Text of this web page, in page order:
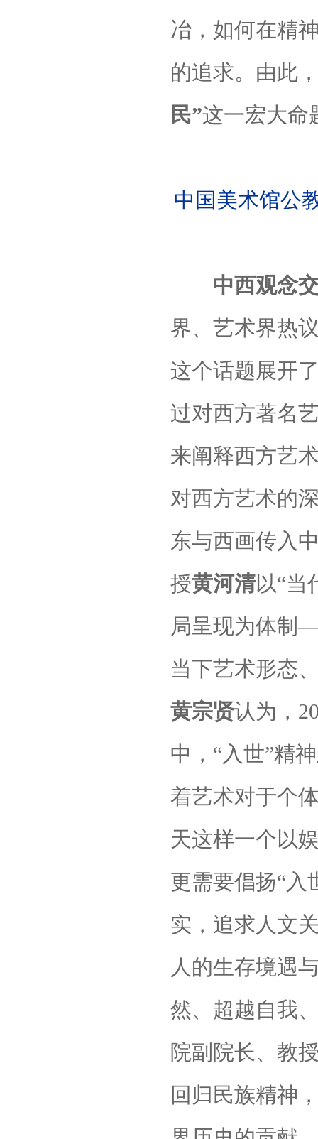
冶，如何在精
的追求。由此
民”这一宏大命
中国美术馆公
中西观念交
界、艺术界热
这个话题展开
过对西方著名
来阐释西方艺
对西方艺术的
东与西画传入
授黄河清以“当
局呈现为体制
当下艺术形态
黄宗贤认为，
中，“入世”精
着艺术对于个
天这样一个以
更需要倡扬“入
实，追求人文
人的生存境遇
然、超越自我
院副院长、教
回归民族精神